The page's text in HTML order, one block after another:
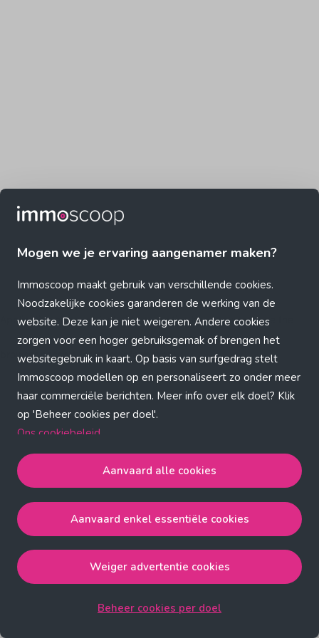
Mogen we je ervaring aangenamer maken?
Immoscoop maakt gebruik van verschillende cookies.
Noodzakelijke cookies garanderen de werking van de
website. Deze kan je niet weigeren. Andere cookies
zorgen voor een hoger gebruiksgemak of brengen het
websitegebruik in kaart. Op basis van surfgedrag stelt
Immoscoop modellen op en personaliseert zo onder meer
haar commerciële berichten. Meer info over elk doel? Klik
op 'Beheer cookies per doel'.
Ons cookiebeleid
Aanvaard alle cookiesgaat akkoord met de strict
noodzakelijke, analytische, functionele en advertentie
cookies.
de strict noodzakelijke cookies.
Weiger advertentie cookiesgaat akkoord met de strict
Aanvaard alle cookies
Aanvaard enkel essentiële cookies
Weiger advertentie cookies
Beheer cookies per doel
Application error: a client-side exception has occurred (see the
browser console for more information)